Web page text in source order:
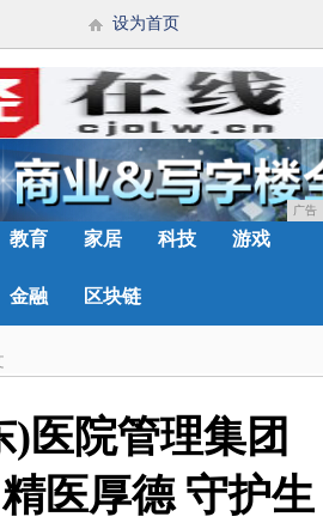
设为首页
广告
教育 家居 科技 游戏
金融 区块链
医院管理集团
医厚德 守护生